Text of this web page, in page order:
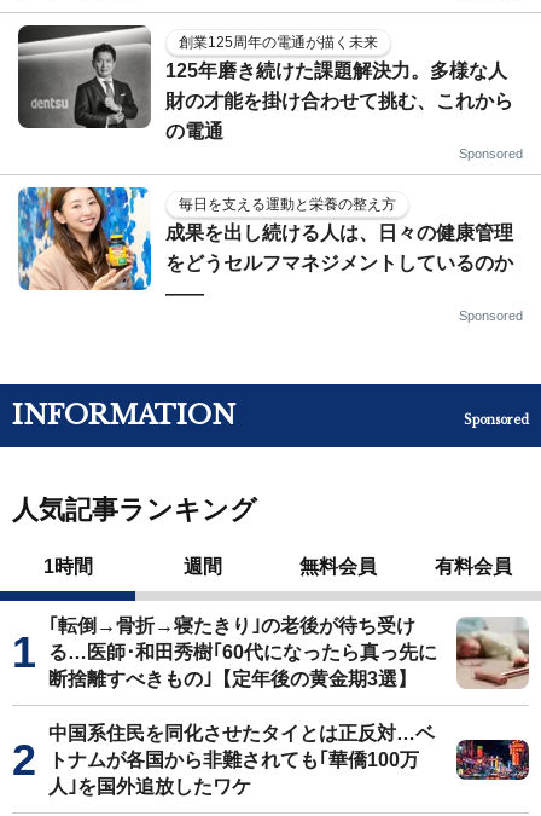
創業125周年の電通が描く未来
125年磨き続けた課題解決力。多様な人
財の才能を掛け合わせて挑む、これから
の電通
Sponsored
毎日を支える運動と栄養の整え方
成果を出し続ける人は、日々の健康管理
をどうセルフマネジメントしているのか
——
Sponsored
INFORMATION Sponsored
人気記事ランキング
1時間 週間 無料会員 有料会員
｢転倒→骨折→寝たきり｣の老後が待ち受け
る…医師･和田秀樹｢60代になったら真っ先に
断捨離すべきもの｣【定年後の黄金期3選】
中国系住民を同化させたタイとは正反対…ベ
トナムが各国から非難されても｢華僑100万
人｣を国外追放したワケ